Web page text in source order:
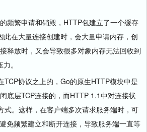
繁申请和销毁，HTTP包建立了一个缓存
此在大量连接创建时，会大量申请内存，创
释放时，又会导致很多对象内存无法回收到
。
协议之上的，Go的原生HTTP模块中是
底层TCP连接的，而HTTP 1.1中对连接状
式。这样，在客户端多次请求服务端时，可
免频繁建立和断开连接，导致服务端一直等